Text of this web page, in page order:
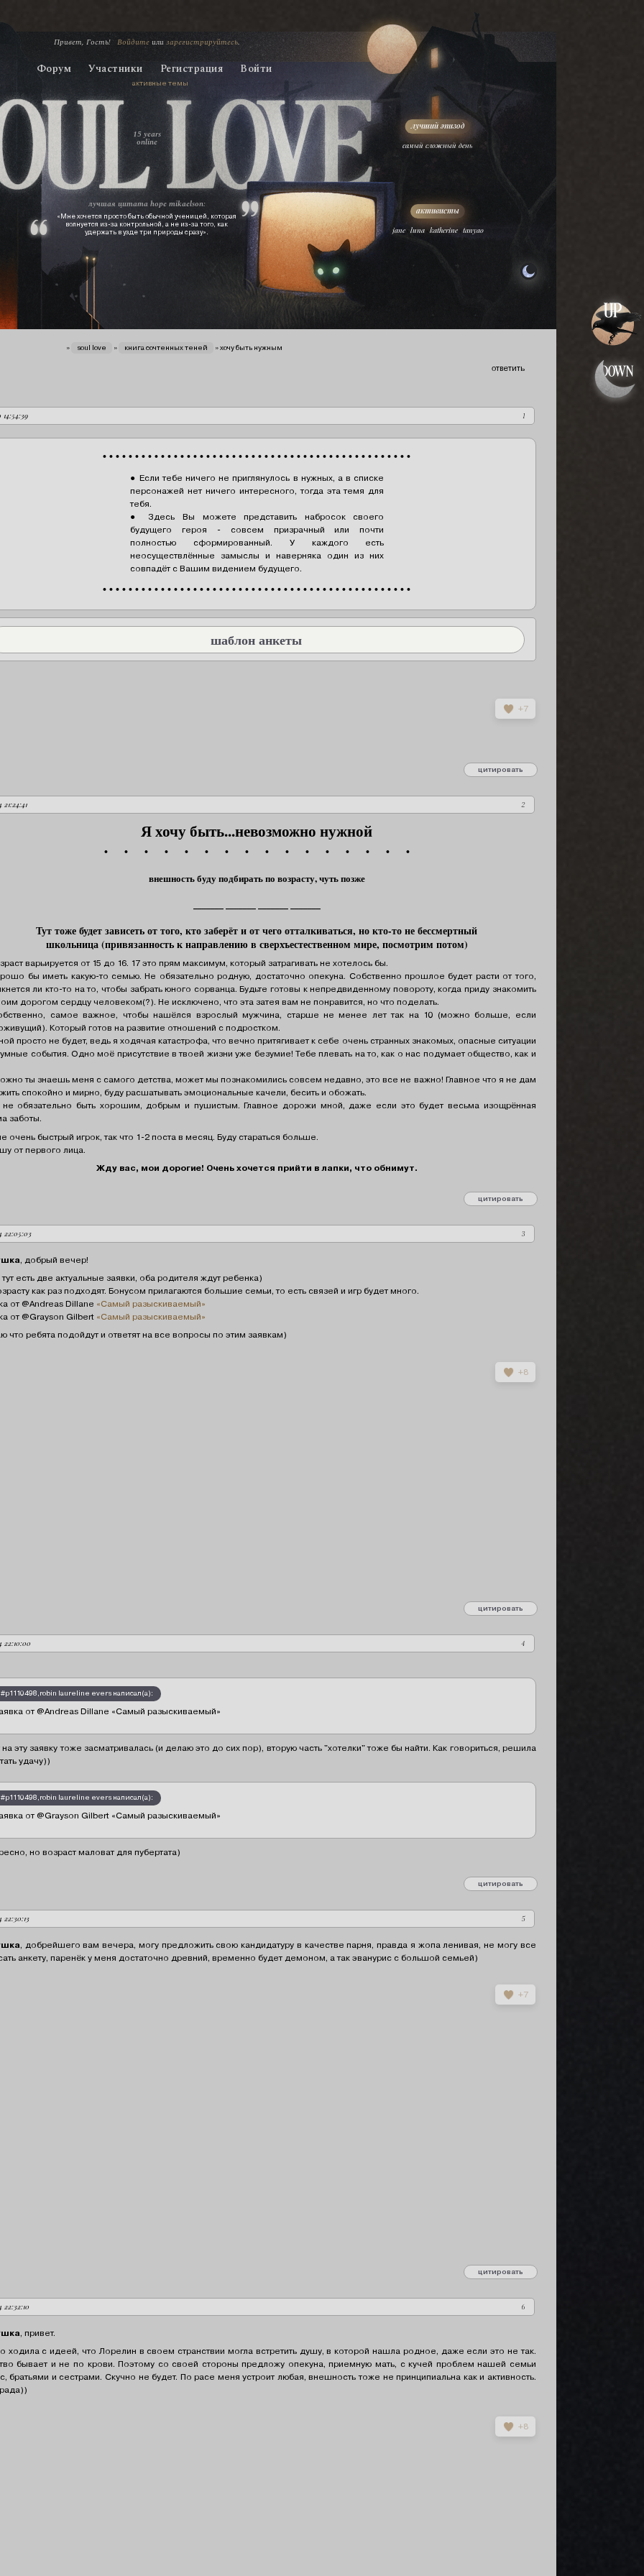
Форум Участники Регистрация Войти
активные темы
лучшая цитатаhope mikaelson:
«Мне хочется просто быть обычной ученицей, которая
волнуется из‑за контрольной, а не из‑за того, как
удержать в узде три природы сразу».
jane , luna,katherine , tanyao
самый сложный день
15 years
online
Привет, Гость! Войдитеилизарегистрируйтесь.
вы здесь
» soul love » книга сочтенных теней »хочу быть нужным
ответить
1
14:54:39
• • • • • • • • • • • • • • • • • • • • • • • • • • • • • • • • • • • • • • • • • • • • • • • •
● Если тебе ничего не приглянулось в нужных, а в списке
персонажей нет ничего интересного, тогда эта темя для
тебя.
● Здесь Вы можете представить набросок своего
будущего героя - совсем призрачный или почти
полностью сформированный. У каждого есть
неосуществлённые замыслы и наверняка один из них
совпадёт с Вашим видением будущего.
• • • • • • • • • • • • • • • • • • • • • • • • • • • • • • • • • • • • • • • • • • • • • • • •
шаблон анкеты
+7
цитироватьсообщение 1
2
21:24:41
Я хочу быть...невозможно нужной
• • • • • • • • • • • • • • • •
внешность буду подбирать по возрасту, чуть позже
Тут тоже будет зависеть от того, кто заберёт и от чего отталкиваться, но кто-то не бессмертный
школьница (привязанность к направлению в сверхъестественном мире, посмотрим потом)
варьируется от 15 до 16. 17 это прям максимум, который затрагивать не хотелось бы.
бы иметь какую-то семью. Не обязательно родную, достаточно опекуна. Собственно прошлое будет расти от того,
ли кто-то на то, чтобы забрать юного сорванца. Будьте готовы к непредвиденному повороту, когда приду знакомить
дорогом сердцу человеком(?). Не исключено, что эта затея вам не понравится, но что поделать.
самое важное, чтобы нашёлся взрослый мужчина, старше не менее лет так на 10 (можно больше, если
Который готов на развитие отношений с подростком.
просто не будет, ведь я ходячая катастрофа, что вечно притягивает к себе очень странных знакомых, опасные ситуации
события. Одно моё присутствие в твоей жизни уже безумие! Тебе плевать на то, как о нас подумает общество, как и
ты знаешь меня с самого детства, может мы познакомились совсем недавно, это все не важно! Главное что я не дам
спокойно и мирно, буду расшатывать эмоциональные качели, бесить и обожать.
не обязательно быть хорошим, добрым и пушистым. Главное дорожи мной, даже если это будет весьма изощрённая
заботы.
очень быстрый игрок, так что 1-2 поста в месяц. Буду стараться больше.
от первого лица.
Жду вас, мои дорогие! Очень хочется прийти в лапки, что обнимут.
цитироватьсообщение 2
3
22:05:03
, добрый вечер!
тут есть две актуальные заявки, оба родителя ждут ребенка)
как раз подходят. Бонусом прилагаются большие семьи, то есть связей и игр будет много.
от @Andreas Dillane «Самый разыскиваемый»
от @Grayson Gilbert «Самый разыскиваемый»
что ребята подойдут и ответят на все вопросы по этим заявкам)
+8
цитироватьсообщение 3
4
22:10:00
#p1110498,robin laureline evers написал(а):
от @Andreas Dillane «Самый разыскиваемый»
на эту заявку тоже засматривалась (и делаю это до сих пор), вторую часть "хотелки" тоже бы найти. Как говориться, решила
удачу))
#p1110498,robin laureline evers написал(а):
от @Grayson Gilbert «Самый разыскиваемый»
но возраст маловат для пубертата)
цитироватьсообщение 4
5
22:30:13
, добрейшего вам вечера, могу предложить свою кандидатуру в качестве парня, правда я жопа ленивая, не могу все
анкету, паренёк у меня достаточно древний, временно будет демоном, а так эванурис с большой семьей)
+7
цитироватьсообщение 5
6
22:32:10
, привет.
ходила с идеей, что Лорелин в своем странствии могла встретить душу, в которой нашла родное, даже если это не так.
бывает и не по крови. Поэтому со своей стороны предложу опекуна, приемную мать, с кучей проблем нашей семьи
братьями и сестрами. Скучно не будет. По расе меня устроит любая, внешность тоже не принципиальна как и активность.
+8